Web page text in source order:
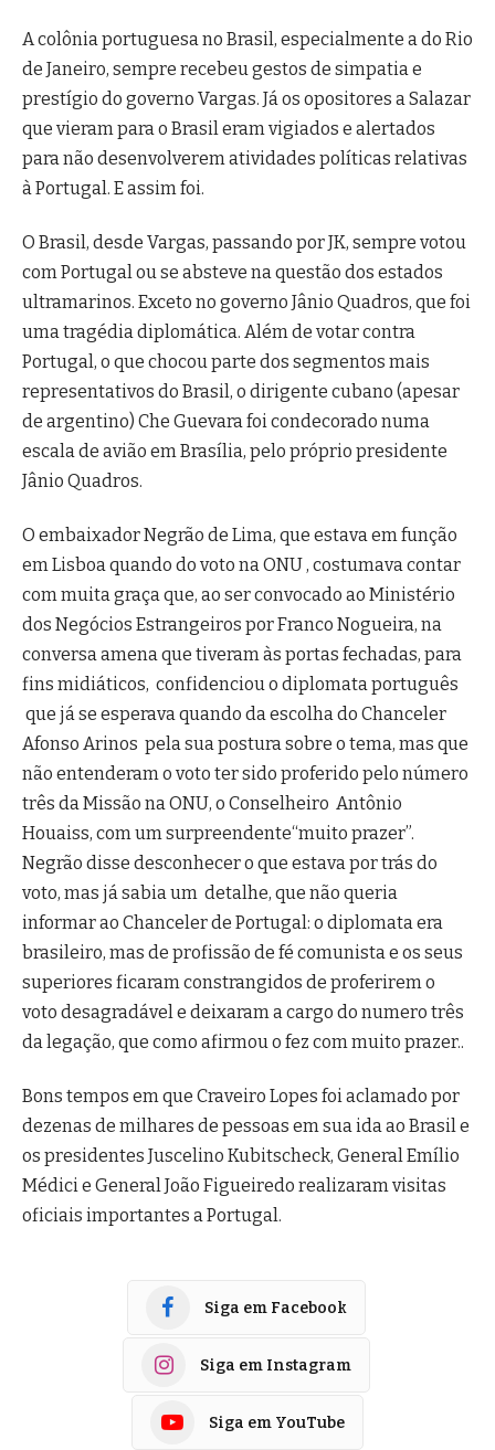
A colônia portuguesa no Brasil, especialmente a do Rio
de Janeiro, sempre recebeu gestos de simpatia e
prestígio do governo Vargas. Já os opositores a Salazar
que vieram para o Brasil eram vigiados e alertados
para não desenvolverem atividades políticas relativas
à Portugal. E assim foi.
O Brasil, desde Vargas, passando por JK, sempre votou
com Portugal ou se absteve na questão dos estados
ultramarinos. Exceto no governo Jânio Quadros, que foi
uma tragédia diplomática. Além de votar contra
Portugal, o que chocou parte dos segmentos mais
representativos do Brasil, o dirigente cubano (apesar
de argentino) Che Guevara foi condecorado numa
escala de avião em Brasília, pelo próprio presidente
Jânio Quadros.
O embaixador Negrão de Lima, que estava em função
em Lisboa quando do voto na ONU , costumava contar
com muita graça que, ao ser convocado ao Ministério
dos Negócios Estrangeiros por Franco Nogueira, na
conversa amena que tiveram às portas fechadas, para
fins midiáticos, confidenciou o diplomata português
que já se esperava quando da escolha do Chanceler
Afonso Arinos pela sua postura sobre o tema, mas que
não entenderam o voto ter sido proferido pelo número
três da Missão na ONU, o Conselheiro Antônio
Houaiss, com um surpreendente“muito prazer”.
Negrão disse desconhecer o que estava por trás do
voto, mas já sabia um detalhe, que não queria
informar ao Chanceler de Portugal: o diplomata era
brasileiro, mas de profissão de fé comunista e os seus
superiores ficaram constrangidos de proferirem o
voto desagradável e deixaram a cargo do numero três
da legação, que como afirmou o fez com muito prazer..
Bons tempos em que Craveiro Lopes foi aclamado por
dezenas de milhares de pessoas em sua ida ao Brasil e
os presidentes Juscelino Kubitscheck, General Emílio
Médici e General João Figueiredo realizaram visitas
oficiais importantes a Portugal.
Siga em Facebook
Siga em Instagram
Siga em YouTube